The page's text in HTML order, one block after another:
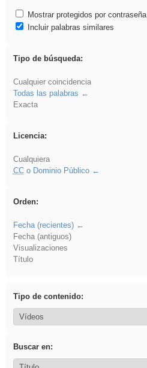
Mostrar protegidos por contraseña
Incluir palabras similares
Tipo de búsqueda:
Cualquier coincidencia
Todas las palabras
Exacta
Licencia:
Cualquiera
CCo Dominio Público
Orden:
Fecha (recientes)
Fecha (antiguos)
Visualizaciones
Título
Tipo de contenido:
Buscar en: